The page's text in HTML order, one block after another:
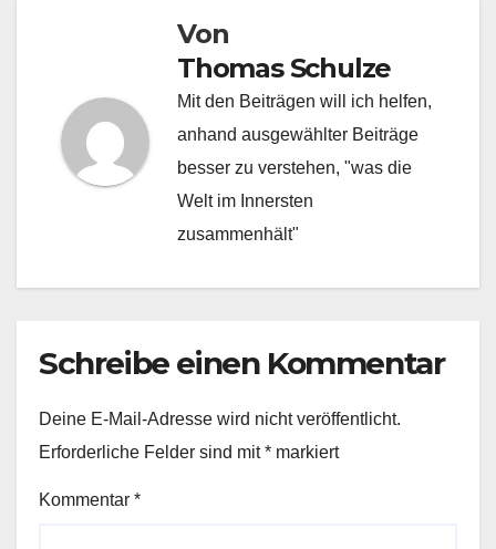
Von
Thomas Schulze
Mit den Beiträgen will ich helfen,
anhand ausgewählter Beiträge
besser zu verstehen, "was die
Welt im Innersten
zusammenhält"
Schreibe einen Kommentar
Deine E-Mail-Adresse wird nicht veröffentlicht.
Erforderliche Felder sind mit* markiert
Kommentar *